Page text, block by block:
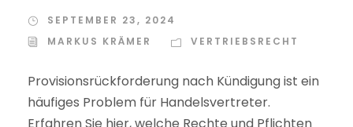
SEPTEMBER 23, 2024
MARKUS KRÄMER
VERTRIEBSRECHT
Provisionsrückforderung nach Kündigung ist ein
häufiges Problem für Handelsvertreter.